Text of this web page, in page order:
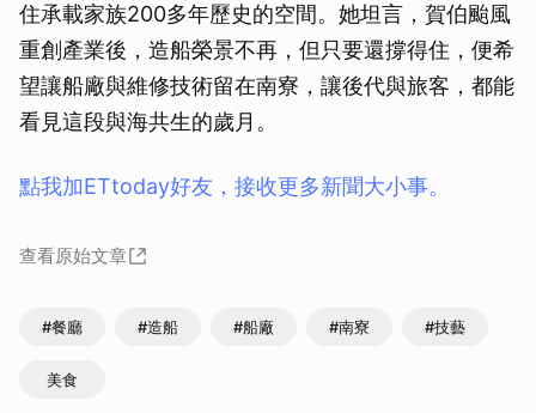
住承載家族200多年歷史的空間。她坦言，賀伯颱風
重創產業後，造船榮景不再，但只要還撐得住，便希
望讓船廠與維修技術留在南寮，讓後代與旅客，都能
看見這段與海共生的歲月。
點我加ETtoday好友，接收更多新聞大小事。
查看原始文章
#餐廳 #造船 #船廠 #南寮 #技藝
美食